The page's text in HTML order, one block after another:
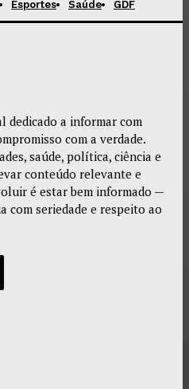
Esportes Saúde GDF
dedicado a informar com
com a verdade.
saúde, política, ciência e
conteúdo relevante e
é estar bem informado —
com seriedade e respeito ao